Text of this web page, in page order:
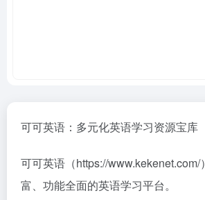
可可英语：多元化英语学习资源宝库
可可英语（https://
富、功能全面的英语学习平台。